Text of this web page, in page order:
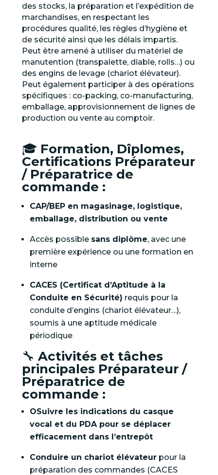
des stocks, la préparation et l’expédition de
marchandises, en respectant les
procédures qualité, les règles d’hygiène et
de sécurité ainsi que les délais impartis.
Peut être amené à utiliser du matériel de
manutention (transpalette, diable, rolls…) ou
des engins de levage (chariot élévateur).
Peut également participer à des opérations
spécifiques : co-packing, co-manufacturing,
emballage, approvisionnement de lignes de
production ou vente au comptoir.
🎓 Formation, Dîplomes,
Certifications Préparateur
/ Préparatrice de
commande :
CAP/BEP en magasinage, logistique,
emballage, distribution ou vente
Accès possible sans diplôme, avec une
première expérience ou une formation en
interne
CACES (Certificat d’Aptitude à la
Conduite en Sécurité) requis pour la
conduite d’engins (chariot élévateur…),
soumis à une aptitude médicale
périodique
🔧 Activités et tâches
principales Préparateur /
Préparatrice de
commande :
OSuivre les indications du casque
vocal et du PDApour se déplacer
efficacement dans l’entrepôt
Conduire un chariot élévateurpour la
préparation des commandes (CACES